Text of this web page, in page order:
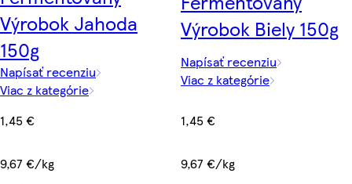
Výrobok Jahoda
150g
Napísať recenziu
Viac z kategórie
1,45 €
9,67 €/kg
Výrobok Biely 150g
Napísať recenziu
Viac z kategórie
1,45 €
9,67 €/kg